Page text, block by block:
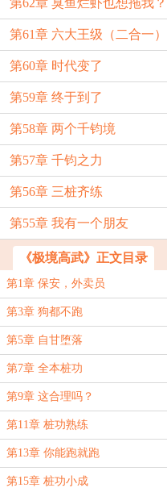
第62章 臭鱼烂虾也想拖我？
第61章 六大王级（二合一）
第60章 时代变了
第59章 终于到了
第58章 两个千钧境
第57章 千钧之力
第56章 三桩齐练
第55章 我有一个朋友
《极境高武》正文目录
第1章 保安，外卖员
第3章 狗都不跑
第5章 自甘堕落
第7章 全本桩功
第9章 这合理吗？
第11章 桩功熟练
第13章 你能跑就跑
第15章 桩功小成